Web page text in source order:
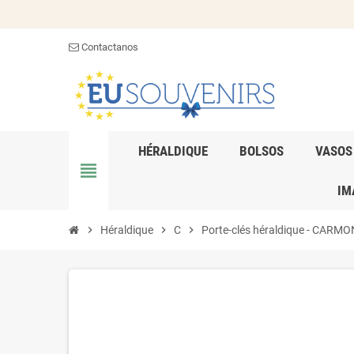
Contactanos
view_headline
HÉRALDIQUE BOLSOS
chevron_right Héraldique chevron_right C chevron_right Porte-clés héraldique -